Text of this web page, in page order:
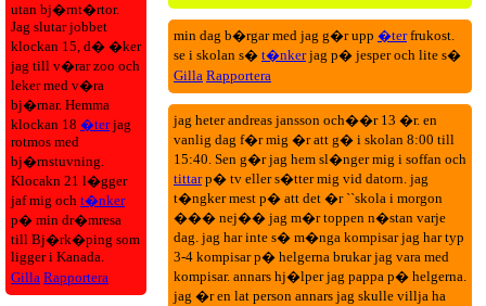
utan bj�rnt�rtor.
Jag slutar jobbet
klockan 15, d� �ker
jag till v�rar zoo och
leker med v�ra
bj�rnar. Hemma
klockan 18 �terjag
rotmos med
bj�rnstuvning.
Klocakn 21 l�gger
jaf mig och t�nker
p� min dr�mresa
till Bj�rk�ping som
ligger i Kanada.
Gilla Rapportera
min dag b�rgar med jag g�r upp �terfrukost.
se i skolan s� t�nkerjag p� jesper och lite s�
Gilla Rapportera
jag heter andreas jansson och��r 13 �r. en
vanlig dag f�r mig �r att g� i skolan 8:00 till
15:40. Sen g�r jag hem sl�nger mig i soffan och
tittarp� tv eller s�tter mig vid datorn. jag
t�ngker mest p� att det �r ``skola i morgon
��� nej�� jag m�r toppen n�stan varje
dag. jag har inte s� m�nga kompisar jag har typ
3-4 kompisar p� helgerna brukar jag vara med
kompisar. annars hj�lper jag pappa p� helgerna.
jag �r en lat person annars jag skulle villja ha